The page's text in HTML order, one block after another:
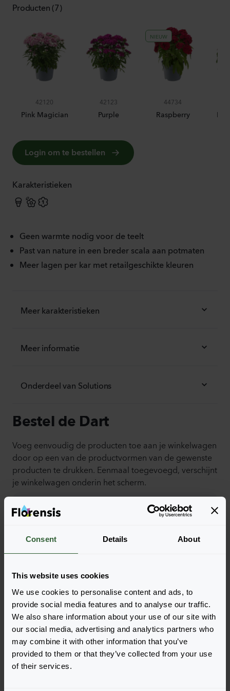
Consent Details About
This website uses cookies
We use cookies to personalise content and ads, to
provide social media features and to analyse our traffic.
We also share information about your use of our site with
our social media, advertising and analytics partners who
may combine it with other information that you’ve
provided to them or that they’ve collected from your use
of their services.
Producten (7)
42120
Pink Magician
42123
Purple
NIEUW
44734
Raspberry
Login om te bestellen
Karakteristieken
Geen warmte nodig voor de teelt
Past van nature in een breder scala aan potmaten
Meer lagen per kar met retailgeschikte kleuren
Meer karakteristieken
Meer informatie
Onderdeel van Solutions
Bestel de Dart
Voeg eenvoudig de producten toe aan je winkelwagen
door op een van de productvormen van de gewenste
producten te drukken. Eenmaal toegevoegd, verschijnt
je winkelwagen onderin het scherm.
Dart
Pink Magician
Login om te bestellen
Dart
Purple